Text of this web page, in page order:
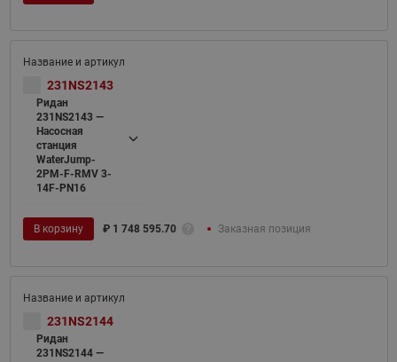
231NS2143
Ридан
231NS2143 —
Насосная
станция
WaterJump-
2PM-F-RMV 3-
14F-PN16
В корзину ₽ 1 748 595.70 Заказная позиция
231NS2144
Ридан
231NS2144 —